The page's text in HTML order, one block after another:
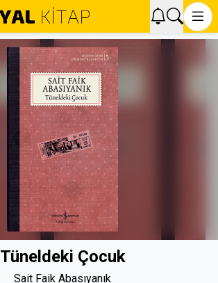
Tüneldeki Çocuk
Sait Faik Abasıyanık